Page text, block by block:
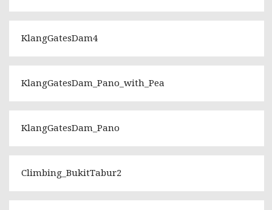
KlangGatesDam4
KlangGatesDam_Pano_with_Pea
KlangGatesDam_Pano
Climbing_BukitTabur2